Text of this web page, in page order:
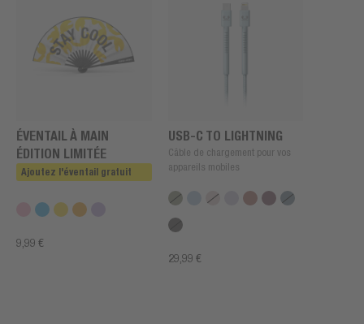
ÉVENTAIL À MAIN
ÉDITION LIMITÉE
Ajoutez l'éventail gratuit
9,99 €
USB-C TO LIGHTNING
Câble de chargement pour vos
appareils mobiles
29,99 €